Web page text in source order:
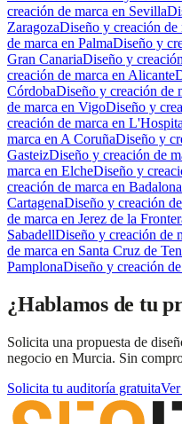
creación de marca en Sevilla
ZaragozaDiseño y creación de
de marca en PalmaDiseño y
Gran CanariaDiseño y
creación de marca en Alicante
CórdobaDiseño y creación de
de marca en VigoDiseño y
creación de marca en
marca en A CoruñaDiseño y
GasteizDiseño y creación de
marca en ElcheDiseño y
creación de marca en Badalona
CartagenaDiseño y creación
de marca en Jerez de la
SabadellDiseño y creación de
de marca en Santa Cruz de
PamplonaDiseño y creación
¿Hablamos de tu
Solicita una propuesta de
negocio en Murcia. Sin
Solicita tu auditoría gratuita